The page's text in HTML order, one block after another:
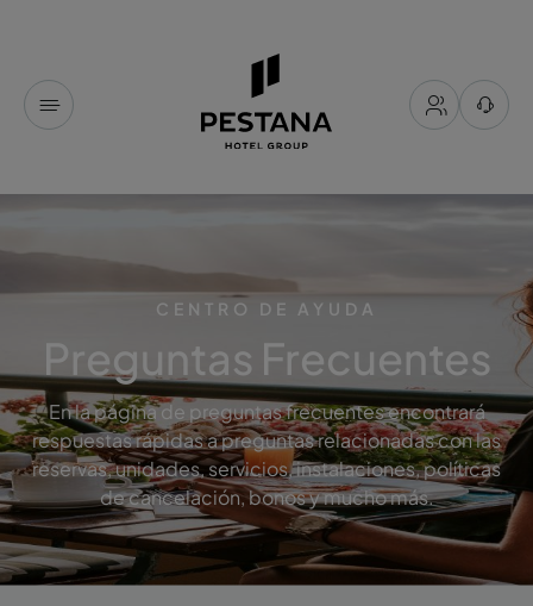
CENTRO DE AYUDA
Preguntas Frecuentes
En la página de preguntas frecuentes encontrará
respuestas rápidas a preguntas relacionadas con las
reservas, unidades, servicios, instalaciones, políticas
de cancelación, bonos y mucho más.